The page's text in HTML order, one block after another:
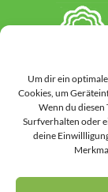
Um dir ein
Cookies, um
Wenn du diesen
Surfverhalten oder
deine
Hinweis: Auf dieser
gestützten
Veröffentlichung